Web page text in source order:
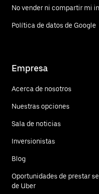
No vender ni compartir mi
Política de datos de Google
Empresa
Acerca de nosotros
Nuestras opciones
Sala de noticias
Inversionistas
Blog
Oportunidades de prestar
de Uber